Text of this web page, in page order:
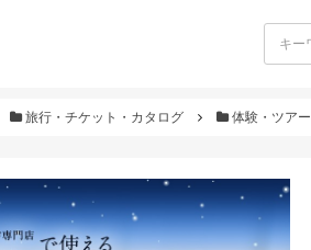
旅行・チケット・カタログ 体験・ツアー